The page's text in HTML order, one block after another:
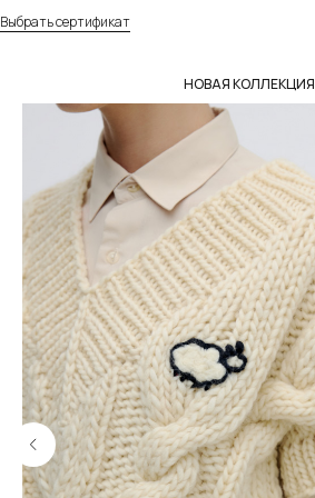
Выбрать сертификат
НОВАЯ КОЛЛЕКЦИЯ
Тщательно контролируем каждый этап
Индивидуальное изготовление
Можем изготовить любое изделие из нашего
ассортимента на заказ по вашим параметрам.
Подробнее
Разные опции доставки
Предложим доставить заказ удобным для вас
способом — курьером в день заказа по Москве
или в ближайший к вам пункт выдачи заказов.
Подробнее